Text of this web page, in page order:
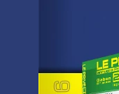
Hôtels et tourisme